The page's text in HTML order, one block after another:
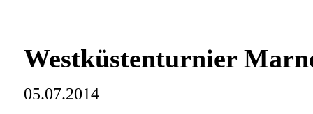
Westküstenturnier
05.07.2014